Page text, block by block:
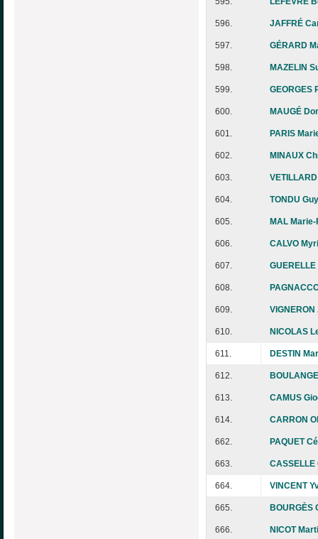
596. JAFFRÉ
597. GÉRARD
598. MAZELIN
599. GEORGES
600. MAUGÉ
601. PARIS
602. MINAUX
603.
604. TONDU Guy
605. MAL
606. CALVO
607.
608.
609.
610. NICOLAS
611. DESTIN
612.
613. CAMUS
614. CARRON
662. PAQUET
663. CASSELLE
664. VINCENT
665. BOURGÈS
666. NICOT